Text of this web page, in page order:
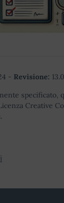
- Revisione:
specificato,
Creative